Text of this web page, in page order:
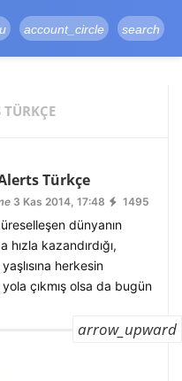
account_circle search
TÜRKÇE
Türkçe
3 Kas 2014, 17:48 1495
dünyanın
hızla kazandırdığı,
herkesin
çıkmış olsa da bugün
arrow_upward